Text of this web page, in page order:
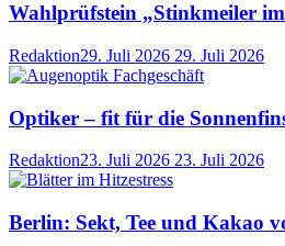
Wahlprüfstein „Stinkmeiler
Redaktion29. Juli 2026 29. Juli 2026
Optiker – fit für die
Redaktion23. Juli 2026 23. Juli 2026
Berlin: Sekt, Tee und Kakao